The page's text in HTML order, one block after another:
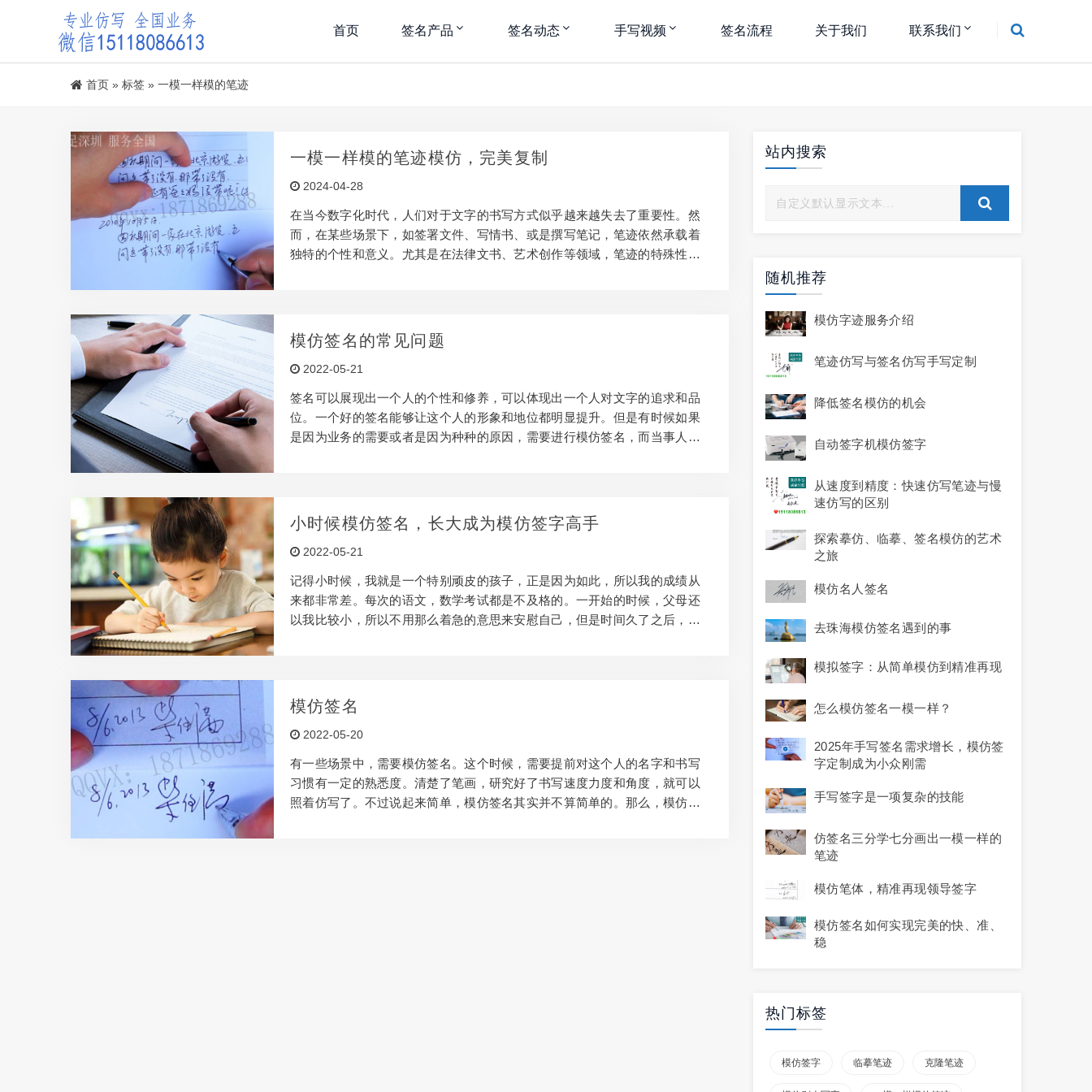
首页 签名产品 签名动态 手写视频 签名流程 关于我们 联系我们
首页 » 标签 » 一模一样模的笔迹
一模一样模的笔迹模仿，完美复制
2024-04-28
在当今数字化时代，人们对于文字的书写方式似乎越来越失去了重要性。然
而，在某些场景下，如签署文件、写情书、或是撰写笔记，笔迹依然承载着
独特的个性和意义。尤其是在法律文书、艺术创作等领域，笔迹的特殊性往
中，笔迹模仿技艺也许有着不同的发展历史和风格特点。下面，我们将探索
这一技艺在这些城市的现状与发展。 深圳 作为中国改革开放的前沿城市，深
圳以其活力、创新和多元文化而闻名。在深圳，笔迹模仿技艺往往与科技、
商业…
模仿签名的常见问题
2022-05-21
签名可以展现出一个人的个性和修养，可以体现出一个人对文字的追求和品
位。一个好的签名能够让这个人的形象和地位都明显提升。但是有时候如果
是因为业务的需要或者是因为种种的原因，需要进行模仿签名，而当事人并
在选择公司的时候应当进行充分的考察，去选择一个在行业里面已经有几年
乃至几十年的经验，能够按照写字人的写法、下笔的轻重来进行模仿，其实
自己就像是一个人，我们要模仿的时候不仅要模仿这个人的形象和气质，还
要模…
小时候模仿签名，长大成为模仿签字高手
2022-05-21
记得小时候，我就是一个特别顽皮的孩子，正是因为如此，所以我的成绩从
来都非常差。每次的语文，数学考试都是不及格的。一开始的时候，父母还
以我比较小，所以不用那么着急的意思来安慰自己，但是时间久了之后，看
人。所以小时候我就开始了模仿签名，模仿我爸爸的签名来进行签字。但是
因为毕竟小，所以自己的很多地方都是不太一样的，很容易就被看穿了。看
穿了之后更是一顿暴打。 后来长大了，也有了自己的工作，因为小时候模仿
别人…
模仿签名
2022-05-20
有一些场景中，需要模仿签名。这个时候，需要提前对这个人的名字和书写
习惯有一定的熟悉度。清楚了笔画，研究好了书写速度力度和角度，就可以
照着仿写了。不过说起来简单，模仿签名其实并不算简单的。那么，模仿签
站内搜索
随机推荐
模仿字迹服务介绍
笔迹仿写与签名仿写手写定制
降低签名模仿的机会
自动签字机模仿签字
从速度到精度：快速仿写笔迹与慢
速仿写的区别
探索摹仿、临摹、签名模仿的艺术
之旅
模仿名人签名
去珠海模仿签名遇到的事
模拟签字：从简单模仿到精准再现
怎么模仿签名一模一样？
2025年手写签名需求增长，模仿签
字定制成为小众刚需
手写签字是一项复杂的技能
仿签名三分学七分画出一模一样的
笔迹
模仿笔体，精准再现领导签字
模仿签名如何实现完美的快、准、
稳
热门标签
模仿签字 临摹笔迹 克隆笔迹